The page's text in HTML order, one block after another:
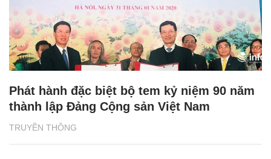
TRUYỀN THÔNG
Phát hành đặc biệt bộ tem kỷ niệm 90 năm
thành lập Đảng Cộng sản Việt Nam